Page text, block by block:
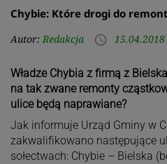
Chybie: Które drogi do
Autor: Redakcja access_time
Władze Chybia z firmą z
na tak zwane remonty
ulice będą naprawiane?
Jak informuje Urząd Gminy w
zakwalifikowano następujące
sołectwach: Chybie – Bielska